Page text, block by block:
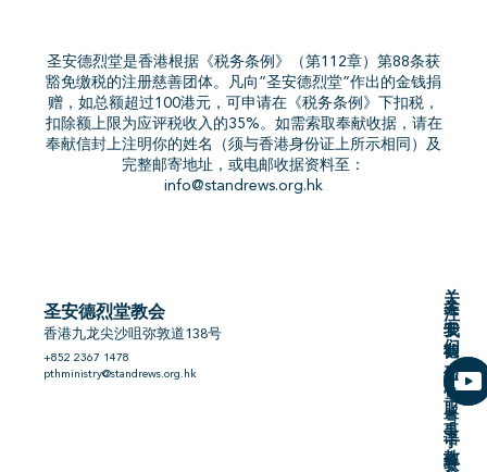
圣安德烈堂是香港根据《税务条例》（第112章）第88条获
豁免缴税的注册慈善团体。凡向”圣安德烈堂”作出的金钱捐
赠，如总额超过100港元，可申请在《税务条例》下扣税，
扣除额上限为应评税收入的35%。如需索取奉献收据，请在
奉献信封上注明你的姓名（须与香港身份证上所示相同）及
完整邮寄地址，或电邮收据资料至：
info@standrews.org.hk
圣安德烈堂教会
香港九龙尖沙咀弥敦道138号
+852 2367 1478
pthministry@standrews.org.hk
关
于
我
们
服
事
教
圣
安
德
烈
堂-
粤
语
班
关
注
我
们
子
教